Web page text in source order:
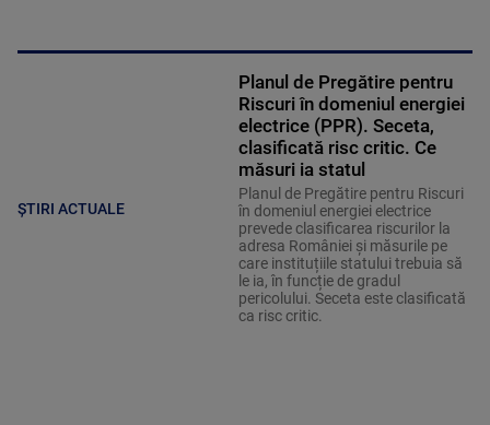
ȘTIRI ACTUALE
Planul de Pregătire pentru
Riscuri în domeniul energiei
electrice (PPR). Seceta,
clasificată risc critic. Ce
măsuri ia statul
Planul de Pregătire pentru Riscuri
în domeniul energiei electrice
prevede clasificarea riscurilor la
adresa României și măsurile pe
care instituțiile statului trebuia să
le ia, în funcție de gradul
pericolului. Seceta este clasificată
ca risc critic.